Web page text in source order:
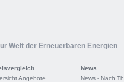
Welt der Erneuerbaren Energien
Angebote
News
News - Nach